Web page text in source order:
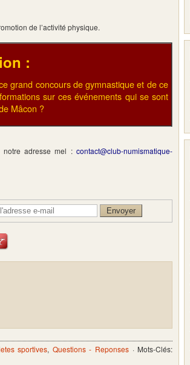
de l’activité physique.
:
grand concours de gymnastique et de ce
sur ces événements qui se sont
Mâcon ?
adresse mel : contact@club-numismatique-
sportives, Questions - Reponses· Mots-Clés: